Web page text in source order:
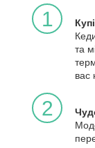
1
та
вас
2